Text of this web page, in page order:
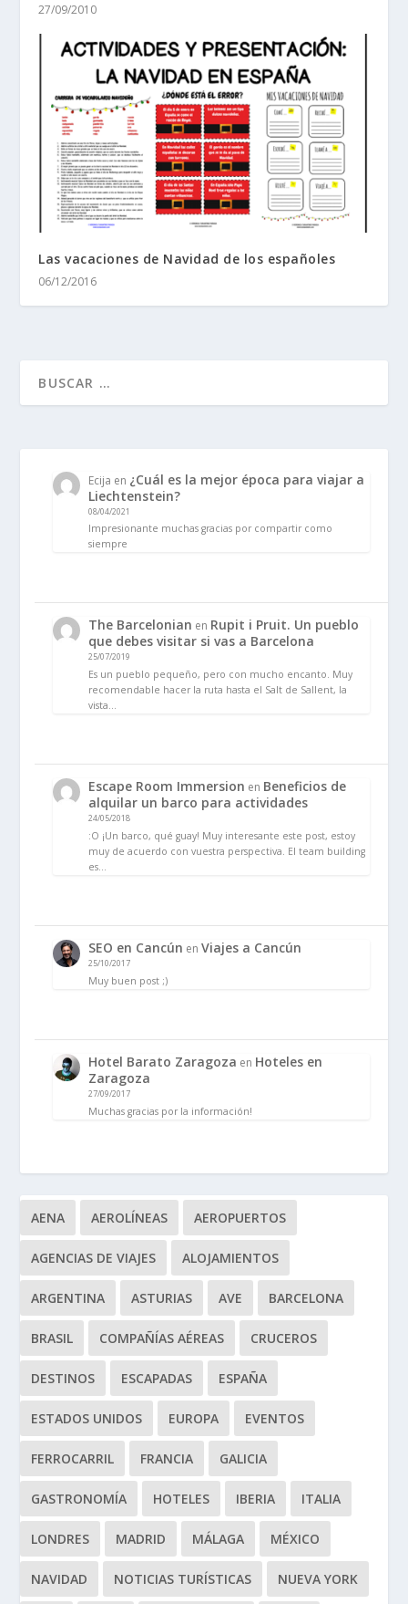
27/09/2010
Las vacaciones de Navidad de los españoles
06/12/2016
Ecija en ¿Cuál es la mejor época para viajar a
Liechtenstein?
08/04/2021
Impresionante muchas gracias por compartir como
siempre
The Barcelonian en Rupit i Pruit. Un pueblo
que debes visitar si vas a Barcelona
25/07/2019
Es un pueblo pequeño, pero con mucho encanto. Muy
recomendable hacer la ruta hasta el Salt de Sallent, la
vista…
Escape Room Immersion en Beneficios de
alquilar un barco para actividades
24/05/2018
:O ¡Un barco, qué guay! Muy interesante este post, estoy
muy de acuerdo con vuestra perspectiva. El team building
es…
SEO en Cancún enViajes a Cancún
25/10/2017
Muy buen post ;)
Hotel Barato Zaragoza en Hoteles en
Zaragoza
27/09/2017
Muchas gracias por la información!
AENA AEROLÍNEAS AEROPUERTOS
AGENCIAS DE VIAJES ALOJAMIENTOS
ARGENTINA ASTURIAS AVE BARCELONA
BRASIL COMPAÑÍAS AÉREAS CRUCEROS
DESTINOS ESCAPADAS ESPAÑA
ESTADOS UNIDOS EUROPA EVENTOS
FERROCARRIL FRANCIA GALICIA
GASTRONOMÍA HOTELES IBERIA ITALIA
LONDRES MADRID MÁLAGA MÉXICO
NAVIDAD NOTICIAS TURÍSTICAS NUEVA YORK